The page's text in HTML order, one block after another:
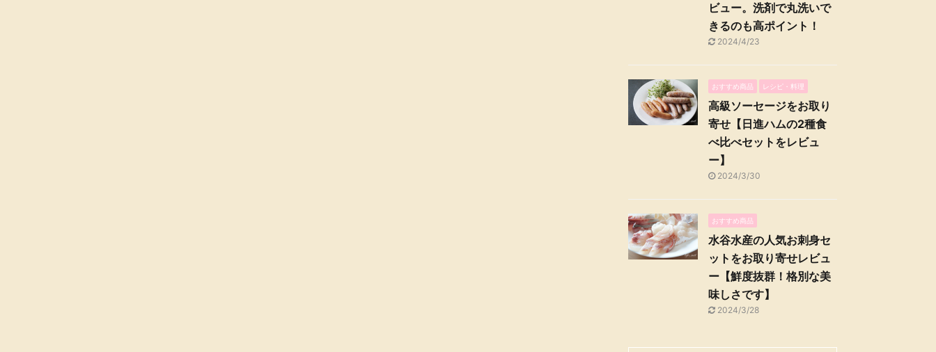
ビュー。洗剤で丸洗いで
きるのも高ポイント！
2024/4/23
おすすめ商品 レシピ・料理
高級ソーセージをお取り
寄せ【日進ハムの2種食
べ比べセットをレビュ
ー】
2024/3/30
おすすめ商品
水谷水産の人気お刺身セ
ットをお取り寄せレビュ
ー【鮮度抜群！格別な美
味しさです】
2024/3/28